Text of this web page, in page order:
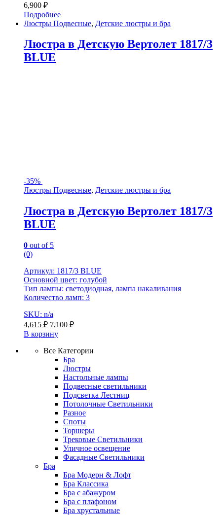
6,900 ₽
Подробнее
Люстры Подвесные, Детские люстры и бра
Люстра в Детскую Вертолет 1817/3
BLUE
-35%
Люстры Подвесные, Детские люстры и бра
Люстра в Детскую Вертолет 1817/3
BLUE
0 out of 5
(0)
Артикул: 1817/3 BLUE
Основной цвет: голубой
Тип лампы: светодиодная, лампа накаливания
Количество ламп: 3
SKU: n/a
4,615 ₽ 7,100₽
В корзину
Все Категории
Бра
Люстры
Настольные лампы
Подвесные светильники
Подсветка Лестниц
Потолочные Светильники
Разное
Споты
Торшеры
Трековые Светильники
Уличное освещение
Фасадные Светильники
Бра
Бра Модерн & Лофт
Бра Классика
Бра с абажуром
Бра с плафоном
Бра хрустальные